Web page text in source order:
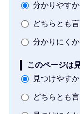
分かりやす
どちらとも
分かりにく
このページは
見つけやす
どちらとも